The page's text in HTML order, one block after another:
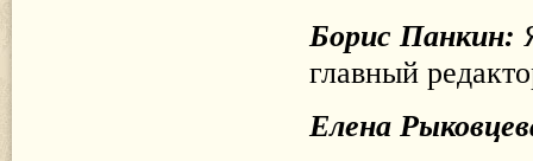
Борис Панкин:
главный
Елена